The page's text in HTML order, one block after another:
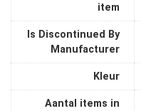
item
Is Discontinued By
Manufacturer
Kleur
Aantal items in